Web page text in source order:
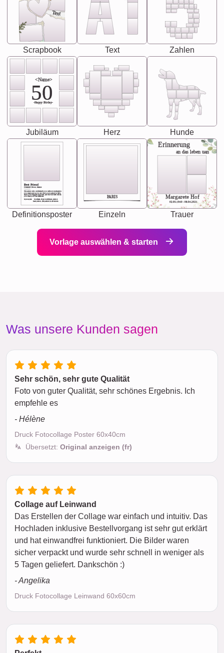
Text
Scrapbook Text Zahlen
<Name>
50
-Happy Birday-
Jubiläum Herz Hunde
Best Friend
[<NAME>] Noun, feminie
Synonyms: Soulmate, closet confidante, sister at
heart person, life partner in adventure.
The person who understands you without explanation
you accepts just as you are. She's your partner in life's,
chaos your biggest supporter, and the one with whom
you share your best memories.
Definitionsposter
PARIS
Einzeln
Erinnerung
an das leben uan
Margarete Hof
02.05.1940 - 08.04.2021
Trauer
Vorlage auswählen & starten
Was unsere Kunden sagen
Sehr schön, sehr gute Qualität
Foto von guter Qualität, sehr schönes Ergebnis. Ich
empfehle es
- Hélène
Druck Fotocollage Poster 60x40cm
Übersetzt: Original anzeigen (fr)
Collage auf Leinwand
Das Erstellen der Collage war einfach und intuitiv. Das
Hochladen inklusive Bestellvorgang ist sehr gut erklärt
und hat einwandfrei funktioniert. Die Bilder waren
sicher verpackt und wurde sehr schnell in weniger als
5 Tagen geliefert. Dankschön :)
- Angelika
Druck Fotocollage Leinwand 60x60cm